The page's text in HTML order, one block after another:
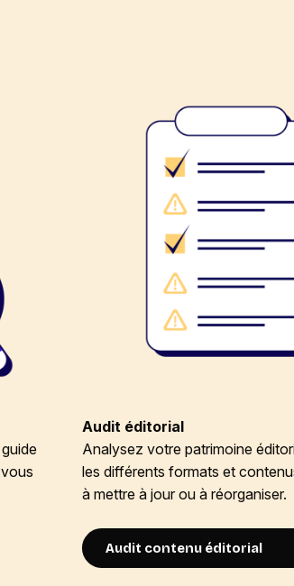
Audit éditorial
Analysez votre patrimoine
les différents formats et
à mettre à jour ou à réorganiser.
Audit contenu éditorial​